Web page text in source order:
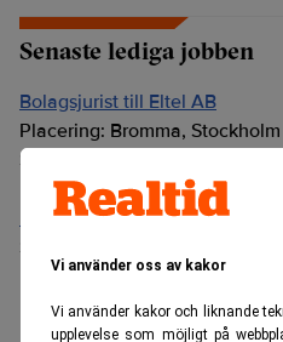
Vi använder oss av kakor
Vi använder kakor och liknande
upplevelse som möjligt på
Senaste lediga jobben
Bolagsjurist till Eltel AB
Placering: Bromma, Stockholm
Sista ansökningsdag:
Medarbetare inom Intern
Sista ansökningsdag:
ANNONS